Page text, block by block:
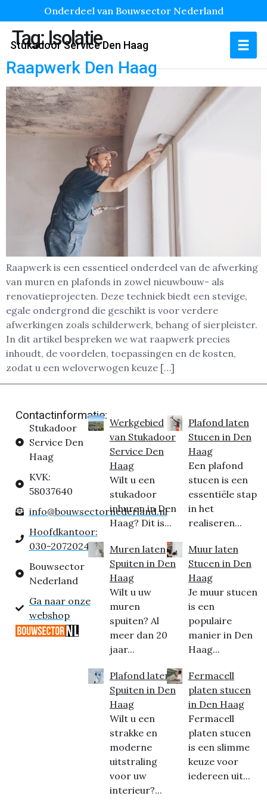
Onderdeel van Bouwsector Nederland
Stukadoor Service Den Haag
Tag:Isolatie
Raapwerk Den Haag
Raapwerk is een essentieel onderdeel van de afwerking
van muren en plafonds in zowel nieuwbouw- als
renovatieprojecten. Deze techniek biedt een stevige,
egale ondergrond die geschikt is voor verdere
afwerkingen zoals schilderwerk, behang of sierpleister.
In dit artikel bespreken we wat raapwerk precies
inhoudt, de voordelen, toepassingen en de kosten,
zodat u een weloverwogen keuze […]
Contactinformatie:
Stukadoor
Service Den
Haag
KVK:
58037640
info@bouwsectornederland.nl
Hoofdkantoor:
030-2072024
Bouwsector
Nederland
Ga naar onze
webshop
Werkgebied
van Stukadoor
Service Den
Haag
Wilt u een
stukadoor
inhuren in Den
Haag? Dit is...
Muren laten
Spuiten in Den
Haag
Wilt u uw
muren
spuiten? Al
meer dan 20
jaar...
Plafond laten
Spuiten in Den
Haag
Wilt u een
strakke en
moderne
uitstraling
voor uw
interieur?...
Plafond laten
Stucen in Den
Haag
Een plafond
stucen is een
essentiële stap
in het
realiseren...
Muur laten
Stucen in Den
Haag
Je muur stucen
is een
populaire
manier in Den
Haag...
Fermacell
platen stucen
in Den Haag
Fermacell
platen stucen
is een slimme
keuze voor
iedereen uit...